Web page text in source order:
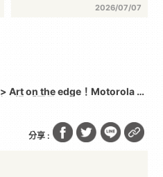
2026/07/07
Art on the edge！Motorola 全
分享 :